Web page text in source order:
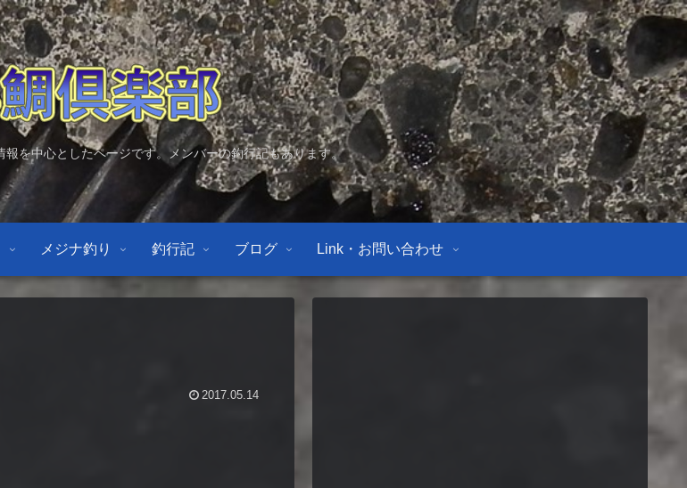
を中心としたページです。メンバーの釣行記もあります。
メジナ釣り 釣行記 ブログ Link・お問い合わせ
2017.05.14